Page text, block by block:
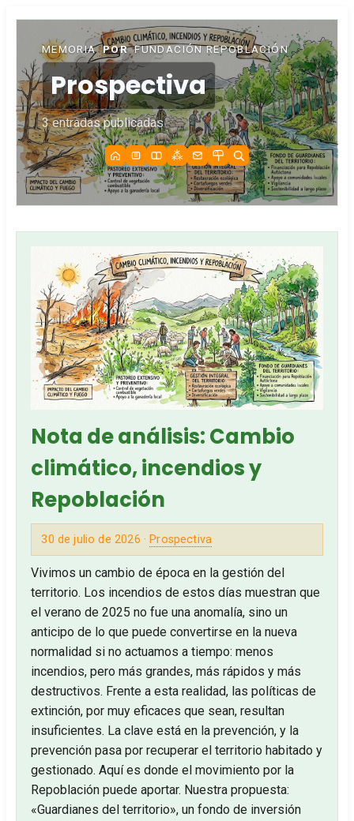
MEMORIA POR FUNDACIÓN REPOBLACIÓN
Prospectiva
3 entradas publicadas
Nota de análisis: Cambio
climático, incendios y
Repoblación
30 de julio de 2026 · Prospectiva
Vivimos un cambio de época en la gestión del
territorio. Los incendios de estos días muestran que
el verano de 2025 no fue una anomalía, sino un
anticipo de lo que puede convertirse en la nueva
normalidad si no actuamos a tiempo: menos
incendios, pero más grandes, más rápidos y más
destructivos. Frente a esta realidad, las políticas de
extinción, por muy eficaces que sean, resultan
insuficientes. La clave está en la prevención, y la
prevención pasa por recuperar el territorio habitado y
gestionado. Aquí es donde el movimiento por la
Repoblación puede aportar. Nuestra propuesta:
«Guardianes del territorio», un fondo de inversión